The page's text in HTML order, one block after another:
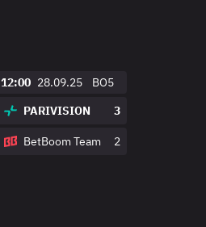
12:00 28.09.25
BO5
PARIVISION
3
BetBoom Team 2